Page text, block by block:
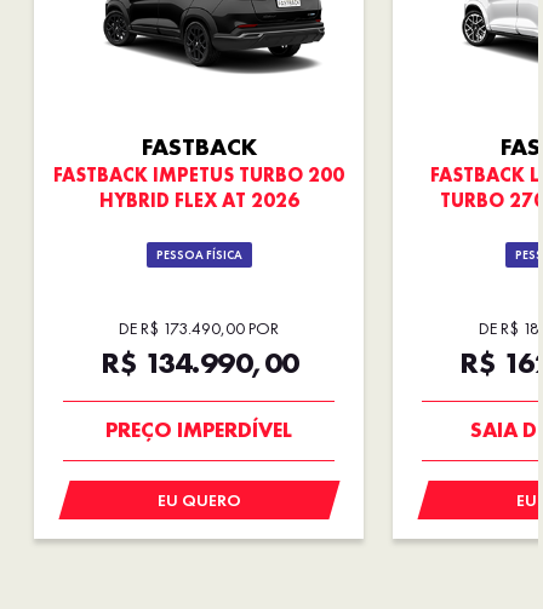
FASTBACK
FASTBACK IMPETUS TURBO 200
HYBRID FLEX AT 2026
PESSOA FÍSICA
DE R$ 173.490,00 POR
R$ 134.990,00
PREÇO IMPERDÍVEL
OPORTUNIDADE
EU QUERO
FASTBACK
TURBO
DE R$
R$
SAIA
SUPER
EU